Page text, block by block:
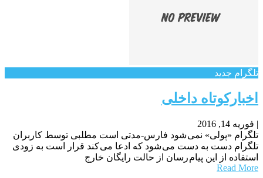
تلگرام جدید
اخبارکوتاه داخلی
| فوریه 14, 2016
تلگرام «پولی» نمی شود فارس-مدتی است مطلبی توسط کاربران
تلگرام دست به دست می شود که ادعا می کند قرار است به زودی
استفاده از این پیام رسان از حالت رایگان خارج
Read More